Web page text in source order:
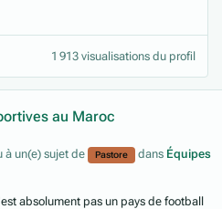
1 913 visualisations du profil
au Maroc
à un(e) sujet de Pastore dans Équipes
absolument pas un pays de football